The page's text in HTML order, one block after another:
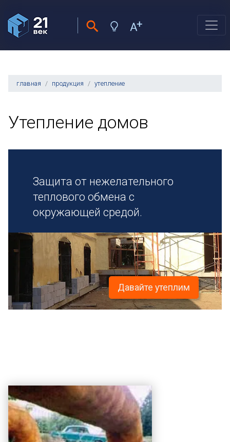
главная продукция утепление
Утепление домов
Защита от нежелательного
теплового обмена с
окружающей средой.
Давайте утеплим